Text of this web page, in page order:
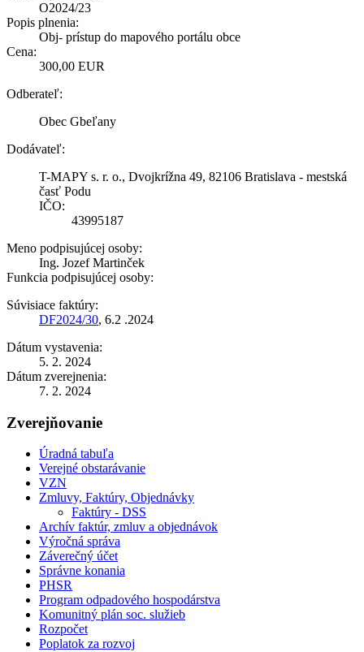
O2024/23
Popis plnenia:
Obj- prístup do mapového portálu obce
Cena:
300,00 EUR
Odberateľ:
Obec Gbeľany
Dodávateľ:
T-MAPY s. r. o., Dvojkrížna 49, 82106 Bratislava - mestská
časť Podu
IČO:
43995187
Meno podpisujúcej osoby:
Ing. Jozef Martinček
Funkcia podpisujúcej osoby:
Súvisiace faktúry:
DF2024/30, 6.2 .2024
Dátum vystavenia:
5. 2. 2024
Dátum zverejnenia:
7. 2. 2024
Zverejňovanie
Úradná tabuľa
Verejné obstarávanie
VZN
Zmluvy, Faktúry, Objednávky
Faktúry - DSS
Archív faktúr, zmluv a objednávok
Výročná správa
Záverečný účet
Správne konania
PHSR
Program odpadového hospodárstva
Komunitný plán soc. služieb
Rozpočet
Poplatok za rozvoj